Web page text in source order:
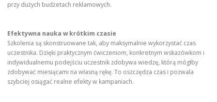
przy dużych budżetach reklamowych.
Efektywna nauka w krótkim czasie
Szkolenia są skonstruowane tak, aby maksymalnie wykorzystać czas
uczestnika. Dzięki praktycznym ćwiczeniom, konkretnym wskazówkom i
indywidualnemu podejściu uczestnik zdobywa wiedzę, którą mógłby
zdobywać miesiącami na własną rękę. To oszczędza czas i pozwala
szybciej osiągać realne efekty w kampaniach.